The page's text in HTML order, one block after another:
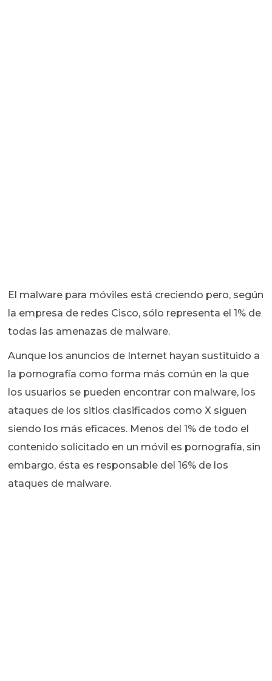
El malware para móviles está creciendo pero, según
la empresa de redes Cisco, sólo representa el 1% de
todas las amenazas de malware.
Aunque los anuncios de Internet hayan sustituido a
la pornografía como forma más común en la que
los usuarios se pueden encontrar con malware, los
ataques de los sitios clasificados como X siguen
siendo los más eficaces. Menos del 1% de todo el
contenido solicitado en un móvil es pornografía, sin
embargo, ésta es responsable del 16% de los
ataques de malware.